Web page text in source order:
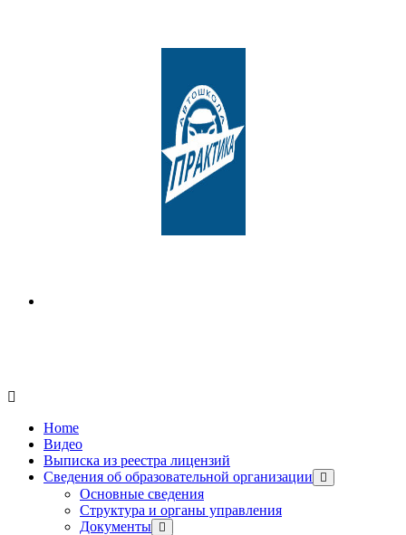
Home
Видео
Выписка из реестра лицензий
Сведения об образовательной организации
Основные сведения
Структура и органы управления
Документы